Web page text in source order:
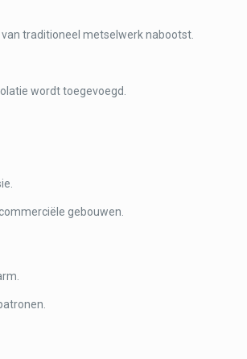
traditioneel metselwerk nabootst.
wordt toegevoegd.
gebouwen.